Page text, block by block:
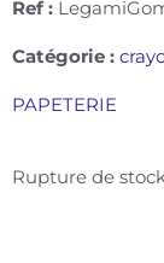
Ref :
Catégorie :
PAPETERIE
Rupture de